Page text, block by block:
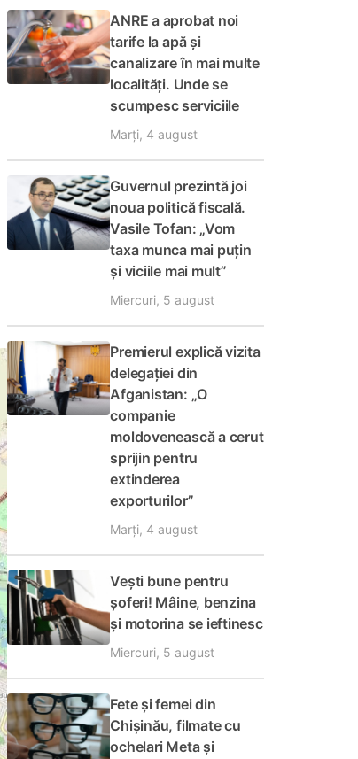
ANRE a aprobat noi
tarife la apă și
canalizare în mai multe
localități. Unde se
scumpesc serviciile
Marți, 4 august
Guvernul prezintă joi
noua politică fiscală.
Vasile Tofan: „Vom
taxa munca mai puțin
și viciile mai mult”
Miercuri, 5 august
Premierul explică vizita
delegației din
Afganistan: „O
companie
moldovenească a cerut
sprijin pentru
extinderea
exporturilor”
Marți, 4 august
Vești bune pentru
șoferi! Mâine, benzina
și motorina se ieftinesc
Miercuri, 5 august
Fete și femei din
Chișinău, filmate cu
ochelari Meta și